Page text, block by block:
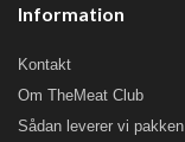
Information
Kontakt
Om TheMeat Club
Sådan leverer vi pakken